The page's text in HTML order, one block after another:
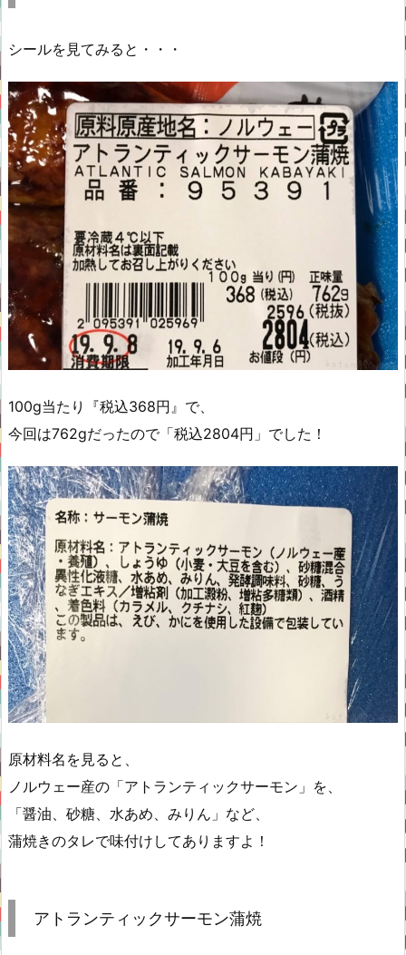
シールを見てみると・・・
100g当たり『税込368円』で、
今回は762gだったので「税込2804円」でした！
原材料名を見ると、
ノルウェー産の「アトランティックサーモン」を、
「醤油、砂糖、水あめ、みりん」など、
蒲焼きのタレで味付けしてありますよ！
アトランティックサーモン蒲焼